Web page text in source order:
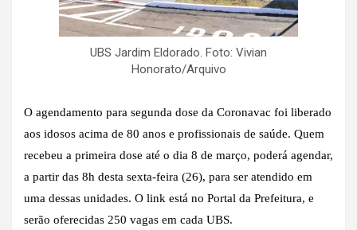
UBS Jardim Eldorado. Foto: Vivian
Honorato/Arquivo
O agendamento para segunda dose da Coronavac foi liberado
aos idosos acima de 80 anos e profissionais de saúde. Quem
recebeu a primeira dose até o dia 8 de março, poderá agendar,
a partir das 8h desta sexta-feira (26), para ser atendido em
uma dessas unidades. O link está no Portal da Prefeitura, e
serão oferecidas 250 vagas em cada UBS.